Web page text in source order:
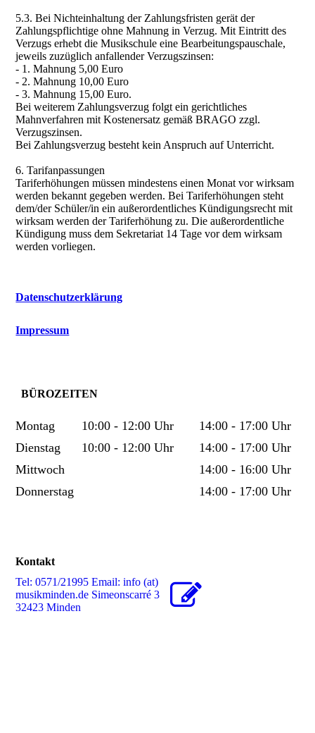
5.3. Bei Nichteinhaltung der Zahlungsfristen gerät der
Zahlungspflichtige ohne Mahnung in Verzug. Mit Eintritt des
Verzugs erhebt die Musikschule eine Bearbeitungspauschale,
jeweils zuzüglich anfallender Verzugszinsen:
- 1. Mahnung 5,00 Euro
- 2. Mahnung 10,00 Euro
- 3. Mahnung 15,00 Euro.
Bei weiterem Zahlungsverzug folgt ein gerichtliches
Mahnverfahren mit Kostenersatz gemäß BRAGO zzgl.
Verzugszinsen.
Bei Zahlungsverzug besteht kein Anspruch auf Unterricht.
6. Tarifanpassungen
Tariferhöhungen müssen mindestens einen Monat vor wirksam
werden bekannt gegeben werden. Bei Tariferhöhungen steht
dem/der Schüler/in ein außerordentliches Kündigungsrecht mit
wirksam werden der Tariferhöhung zu. Die außerordentliche
Kündigung muss dem Sekretariat 14 Tage vor dem wirksam
werden vorliegen.
Datenschutzerklärung
Impressum
BÜROZEITEN
Montag 10:00 - 12:00 Uhr
14:00 - 17:00 Uhr
​Dienstag
10:00 - 12:00 Uhr
14:00 - 17:00 Uhr
Mittwoch
14:00 - 16:00 Uhr
Donnerstag
14:00 - 17:00 Uhr
Kontakt
Tel: 0571/21995 Email: info (at)
musikminden.de Simeonscarré 3
32423 Minden